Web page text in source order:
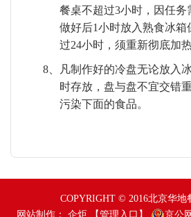
餐桌不超过3小时，因任务
做好后1小时放入熟食冰箱
过24小时，须重新彻底加
8、
凡制作好的冷盘无论放入
时存放，盘与盘不宜交错
污染下面的食品。
COPYRIGHT © 2016北京华地
网站制作： 企炬 【管理入口】 京公